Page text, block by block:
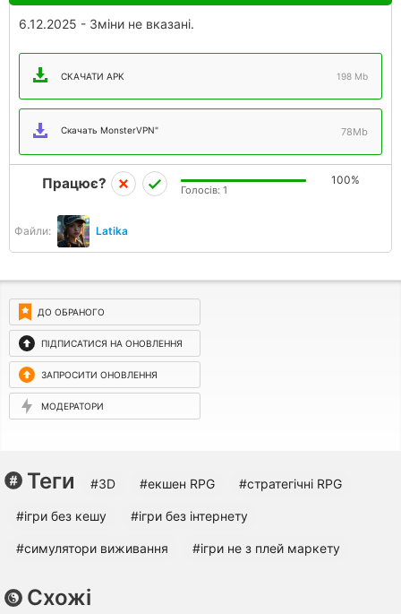
6.12.2025 - Зміни не вказані.
СКАЧАТИ APK 198 Mb
Скачать MonsterVPN" 78Mb
Файли: Latika
Працює? 100%
Голосів: 1
ДО ОБРАНОГО
ПІДПИСАТИСЯ НА ОНОВЛЕННЯ
ЗАПРОСИТИ ОНОВЛЕННЯ
МОДЕРАТОРИ
Теги #3D #екшен RPG #стратегічні RPG
#ігри без кешу #ігри без інтернету
#симулятори виживання #ігри не з плей маркету
Схожі